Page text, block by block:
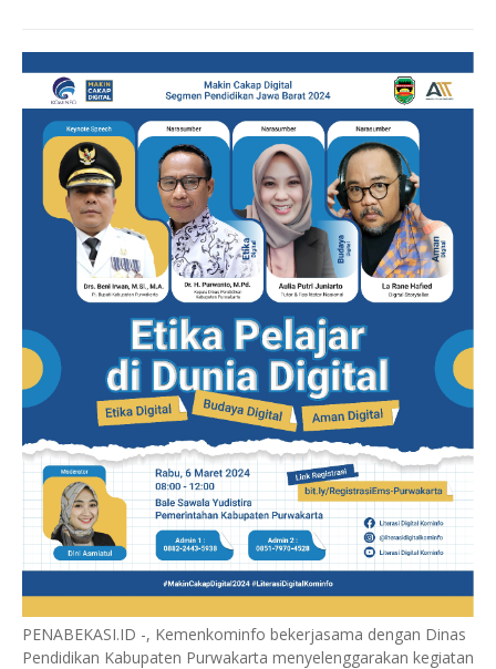
PENABEKASI.ID -, Kemenkominfo bekerjasama dengan Dinas
Pendidikan Kabupaten Purwakarta menyelenggarakan kegiatan